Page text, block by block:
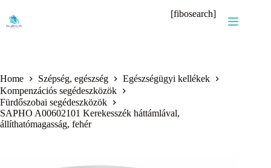
content
[fibosearch]
Home Szépség, egészség
Egészségügyi kellékek
Kompenzációs segédeszközök
Fürdőszobai segédeszközök
SAPHO A00602101 Kerekesszék háttámlával,
állíthatómagasság, fehér